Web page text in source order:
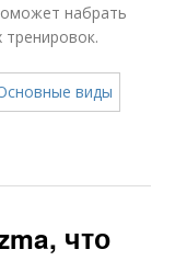
набрать
что